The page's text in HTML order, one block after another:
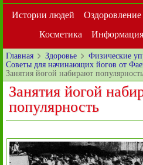
Истории людей Оздоровление
Косметика
Информация
Главная Здоровье
Физические
Советы для начинающих йогов от
Занятия йогой набирают популярность
Занятия йогой
популярность